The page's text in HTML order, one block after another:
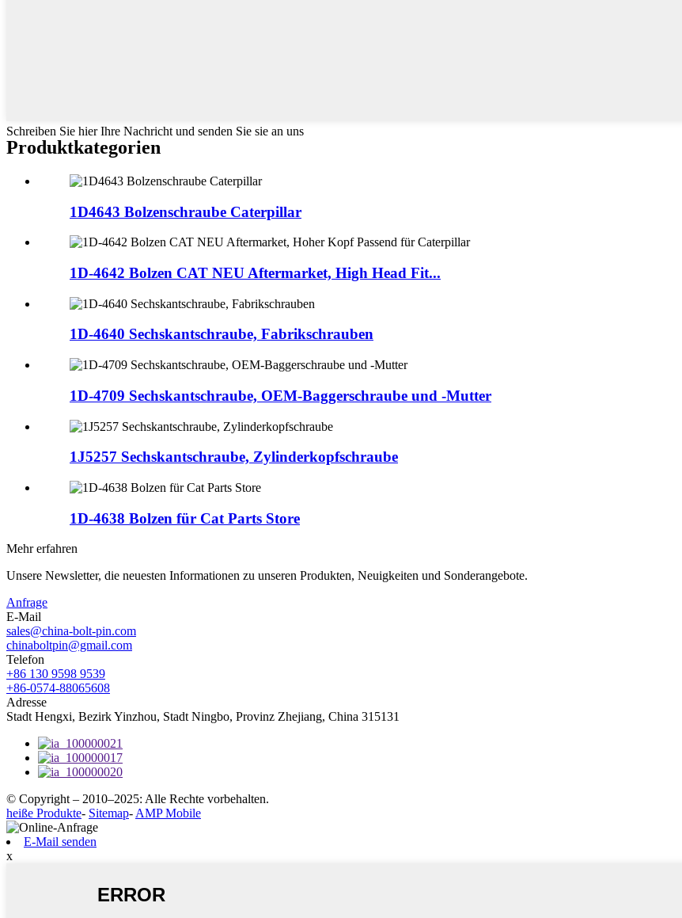
Schreiben Sie hier Ihre Nachricht und senden Sie sie an uns
Produktkategorien
1D4643 Bolzenschraube Caterpillar
1D-4642 Bolzen CAT NEU Aftermarket, High Head Fit...
1D-4640 Sechskantschraube, Fabrikschrauben
1D-4709 Sechskantschraube, OEM-Baggerschraube und -Mutter
1J5257 Sechskantschraube, Zylinderkopfschraube
1D-4638 Bolzen für Cat Parts Store
Mehr erfahren
Unsere Newsletter, die neuesten Informationen zu unseren Produkten, Neuigkeiten und Sonderangebote.
Anfrage
E-Mail
sales@china-bolt-pin.com
chinaboltpin@gmail.com
Telefon
+86 130 9598 9539
+86-0574-88065608
Adresse
Stadt Hengxi, Bezirk Yinzhou, Stadt Ningbo, Provinz Zhejiang, China 315131
© Copyright – 2010–2025: Alle Rechte vorbehalten.
heiße Produkte- Sitemap-AMP Mobile
E-Mail senden
x